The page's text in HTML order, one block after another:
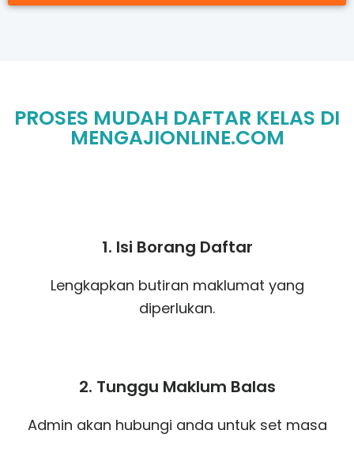
PROSES MUDAH DAFTAR KELAS DI
MENGAJIONLINE.COM
1. Isi Borang Daftar
Lengkapkan butiran maklumat yang
diperlukan.
2. Tunggu Maklum Balas
Admin akan hubungi anda untuk set masa